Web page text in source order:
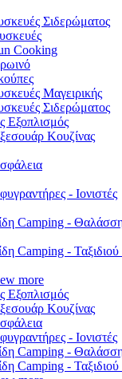
Σιδερώματος
Cooking
Μαγειρικής
Σιδερώματος
Εξοπλισμός
Κουζίνας
- Ιονιστές
Camping -
Camping -
more
Εξοπλισμός
Κουζίνας
- Ιονιστές
Camping -
Camping -